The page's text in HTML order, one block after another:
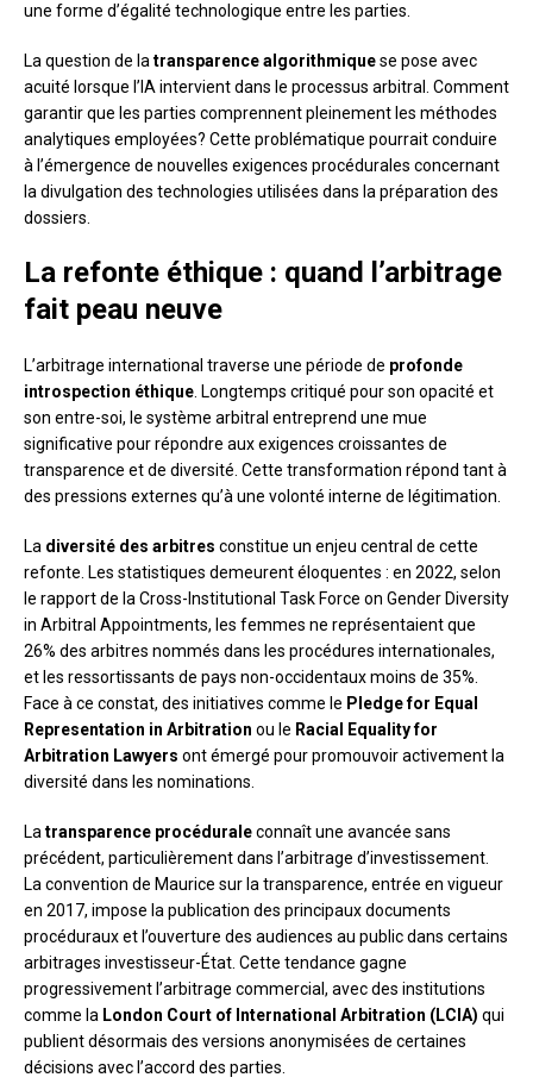
une forme d’égalité technologique entre les parties.
La question de latransparence algorithmiquese pose avec
acuité lorsque l’IA intervient dans le processus arbitral. Comment
garantir que les parties comprennent pleinement les méthodes
analytiques employées? Cette problématique pourrait conduire
à l’émergence de nouvelles exigences procédurales concernant
la divulgation des technologies utilisées dans la préparation des
dossiers.
La refonte éthique : quand l’arbitrage
fait peau neuve
L’arbitrage international traverse une période de profonde
introspection éthique. Longtemps critiqué pour son opacité et
son entre-soi, le système arbitral entreprend une mue
significative pour répondre aux exigences croissantes de
transparence et de diversité. Cette transformation répond tant à
des pressions externes qu’à une volonté interne de légitimation.
La diversité des arbitres constitue un enjeu central de cette
refonte. Les statistiques demeurent éloquentes : en 2022, selon
le rapport de la Cross-Institutional Task Force on Gender Diversity
in Arbitral Appointments, les femmes ne représentaient que
26% des arbitres nommés dans les procédures internationales,
et les ressortissants de pays non-occidentaux moins de 35%.
Face à ce constat, des initiatives comme le Pledge for Equal
Representation in Arbitration ou le Racial Equality for
Arbitration Lawyers ont émergé pour promouvoir activement la
diversité dans les nominations.
Latransparence procéduraleconnaît une avancée sans
précédent, particulièrement dans l’arbitrage d’investissement.
La convention de Maurice sur la transparence, entrée en vigueur
en 2017, impose la publication des principaux documents
procéduraux et l’ouverture des audiences au public dans certains
arbitrages investisseur-État. Cette tendance gagne
progressivement l’arbitrage commercial, avec des institutions
comme la London Court of International Arbitration (LCIA) qui
publient désormais des versions anonymisées de certaines
décisions avec l’accord des parties.